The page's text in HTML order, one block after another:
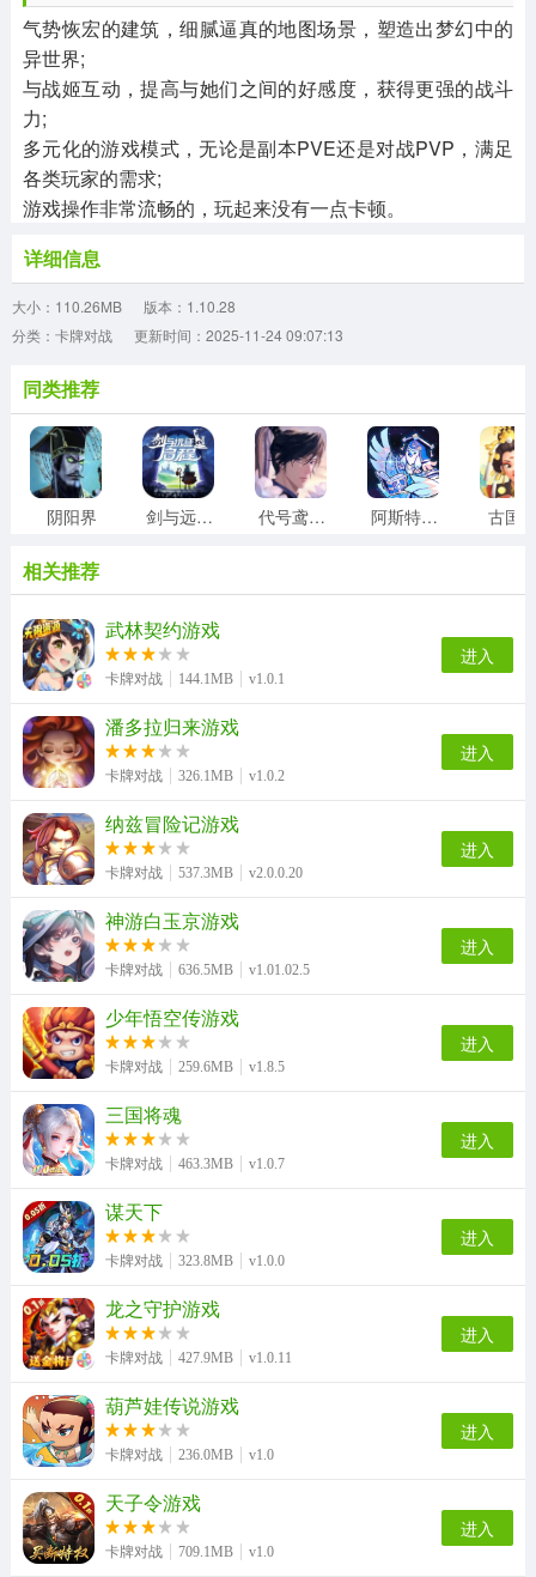
气势恢宏的建筑，细腻逼真的地图场景，塑造出梦幻中的
异世界;
与战姬互动，提高与她们之间的好感度，获得更强的战斗
力;
多元化的游戏模式，无论是副本PVE还是对战PVP，满足
各类玩家的需求;
游戏操作非常流畅的，玩起来没有一点卡顿。
详细信息
大小：110.26MB
版本：1.10.28
分类：卡牌对战
更新时间：2025-11-24 09:07:13
同类推荐
阴阳界 剑与远征2启程 代号鸢台服 阿斯特赖亚六面神谕 古国
相关推荐
武林契约游戏
卡牌对战 144.1MB v1.0.1
进入
潘多拉归来游戏
卡牌对战 326.1MB v1.0.2
进入
纳兹冒险记游戏
卡牌对战 537.3MB v2.0.0.20
进入
神游白玉京游戏
卡牌对战 636.5MB v1.01.02.5
进入
少年悟空传游戏
卡牌对战 259.6MB v1.8.5
进入
三国将魂
卡牌对战 463.3MB v1.0.7
进入
谋天下
卡牌对战 323.8MB v1.0.0
进入
龙之守护游戏
卡牌对战 427.9MB v1.0.11
进入
葫芦娃传说游戏
卡牌对战 236.0MB v1.0
进入
天子令游戏
卡牌对战 709.1MB v1.0
进入